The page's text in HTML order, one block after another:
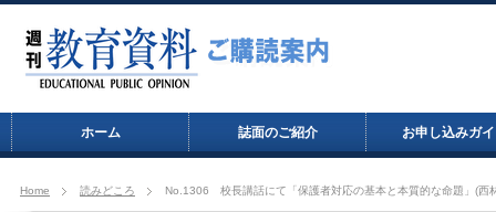
ホーム 誌面のご紹介 お申し込みガ
Home 読みどころ No.1306 校長講話にて「保護者対応の基本と本質的な命題」(西